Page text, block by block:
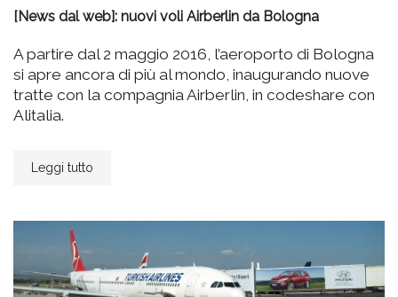
[News dal web]: nuovi voli Airberlin da Bologna
A partire dal 2 maggio 2016, l’aeroporto di Bologna
si apre ancora di più al mondo, inaugurando nuove
tratte con la compagnia Airberlin, in codeshare con
Alitalia.
Leggi tutto